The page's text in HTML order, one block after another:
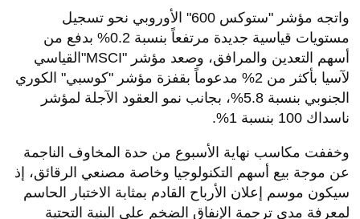
واتجه مؤشر "ستوكس 600" الأوروبي نحو تسجيل
مستويات قياسية جديدة مرتفعاً بنسبة 0.2% بدفع من
أسهم التعدين والمرافق، وصعد مؤشر "MSCI"
القياسي
لآسيا بأكثر من 2% مدعوماً بقفزة مؤشر "كوسبي" الكوري
الجنوبي بنسبة 5.8%، بجانب نمو العقود الآجلة لمؤشر
ناسداك 100 بنسبة 1
%.
وخففت مكاسب نهاية الأسبوع من حدة المخاوف الناجمة
عن موجة بيع أسهم التكنولوجيا وخاصة مصنعي الرقائق، إذ
سيكون موسم إعلان الأرباح القادم بمثابة الاختبار الحاسم
لمعرفة مدى ترجمة الإنفاق الضخم على البنية التحتية